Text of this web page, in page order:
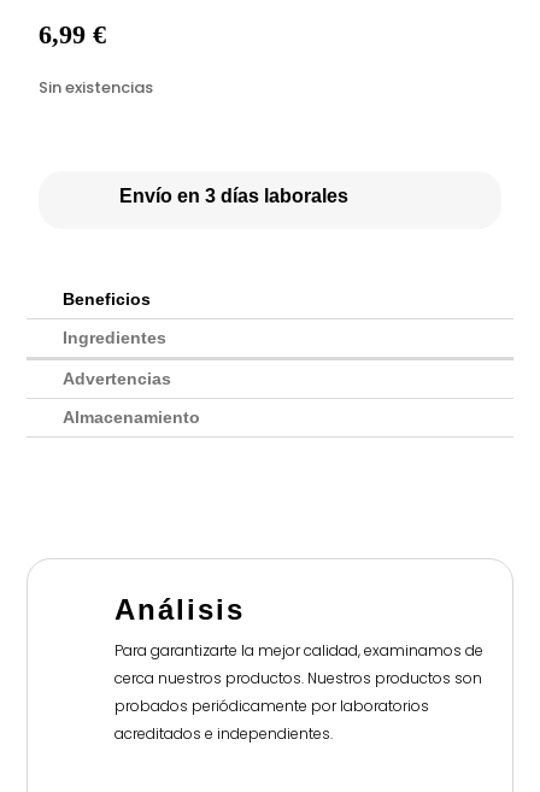
6,99€
Sin existencias
Envío en 3 días laborales
Beneficios
Ingredientes
Advertencias
Almacenamiento
Análisis
Para garantizarte la mejor calidad, examinamos de
cerca nuestros productos. Nuestros productos son
probados periódicamente por laboratorios
acreditados e independientes.